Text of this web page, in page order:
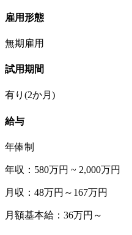
雇用形態
無期雇用
試用期間
有り(2か月)
給与
年俸制
年収：580万円 ~ 2,000万円
月収：48万円～167万円
月額基本給：36万円～